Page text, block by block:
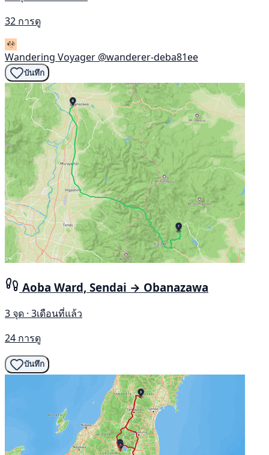
32 การดู
Wandering Voyager @wanderer-deba81ee
บันทึก
Aoba Ward, Sendai → Obanazawa
3 จุด · 3เดือนที่แล้ว
24 การดู
บันทึก